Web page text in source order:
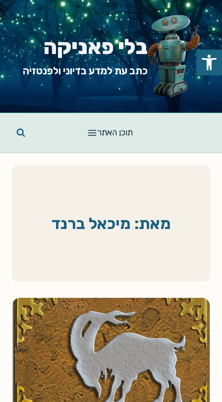
Skip
to
content
בלי פאניקה
כתב עת למדע בדיוני ולפנטזיה
תוכן האתר
מאת: מיכאל ברנד
פתח סרגל נגישות